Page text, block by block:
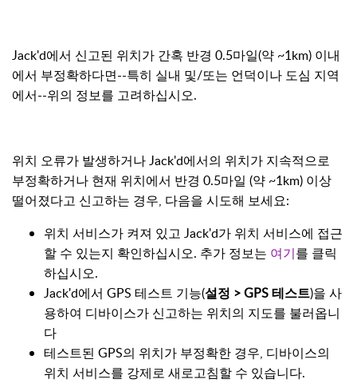
Jack'd에서 신고된 위치가 간혹 반경 0.5마일(약 ~1km) 이내
에서 부정확하다면--특히 실내 및/또는 언덕이나 도심 지역
에서--위의 정보를 고려하십시오.
위치 오류가 발생하거나 Jack'd에서의 위치가 지속적으로
부정확하거나 현재 위치에서 반경 0.5마일 (약 ~1km) 이상
떨어졌다고 신고하는 경우, 다음을 시도해 보세요:
위치 서비스가 켜져 있고 Jack'd가 위치 서비스에 접근
할 수 있는지 확인하십시오. 추가 정보는 여기를 클릭
하십시오.
Jack'd에서 GPS 테스트 기능(설정 > GPS 테스트)을 사
용하여 디바이스가 신고하는 위치의 지도를 불러옵니
다
테스트된 GPS의 위치가 부정확한 경우, 디바이스의
위치 서비스를 강제로 새로고침할 수 있습니다.